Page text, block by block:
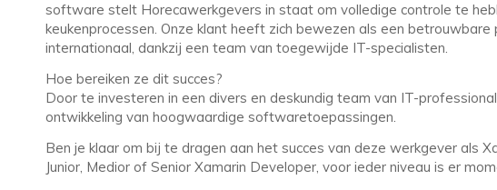
software stelt Horecawerkgevers in staat om volledige controle te
keukenprocessen. Onze klant heeft zich bewezen als een
internationaal, dankzij een team van toegewijde IT-specialisten.
Hoe bereiken ze dit succes?
Door te investeren in een divers en deskundig team van IT-
ontwikkeling van hoogwaardige softwaretoepassingen.
Ben je klaar om bij te dragen aan het succes van deze werkgever als
Junior, Medior of Senior Xamarin Developer, voor ieder niveau is er